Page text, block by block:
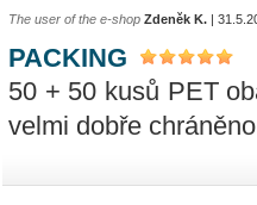
The user of the e-shop Zdeněk K. |
PACKING
50 + 50 kusů PET
velmi dobře